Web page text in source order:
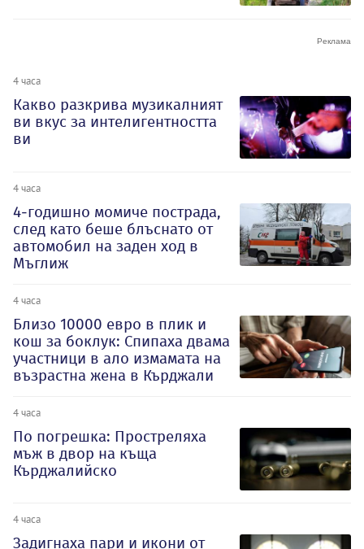
4 часа
Какво разкрива музикалният
ви вкус за интелигентността
ви
4 часа
4-годишно момиче пострада,
след като беше блъснато от
автомобил на заден ход в
Мъглиж
4 часа
Близо 10000 евро в плик и
кош за боклук: Спипаха двама
участници в ало измамата на
възрастна жена в Кърджали
4 часа
По погрешка: Простреляха
мъж в двор на къща
Кърджалийско
4 часа
Задигнаха пари и икони от